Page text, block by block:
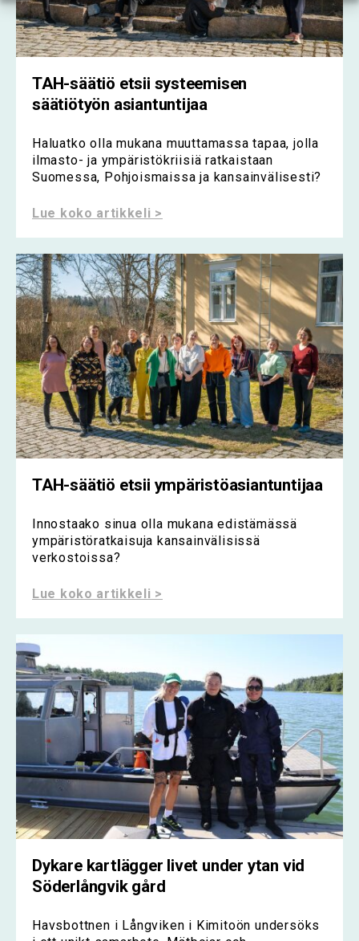
TAH-säätiö etsii systeemisen
säätiötyön asiantuntijaa
Haluatko olla mukana muuttamassa tapaa, jolla
ilmasto- ja ympäristökriisiä ratkaistaan
Suomessa, Pohjoismaissa ja kansainvälisesti?
Lue koko artikkeli >
TAH-säätiö etsii ympäristöasiantuntijaa
Innostaako sinua olla mukana edistämässä
ympäristöratkaisuja kansainvälisissä
verkostoissa?
Lue koko artikkeli >
Dykare kartlägger livet under ytan vid
Söderlångvik gård
Havsbottnen i Långviken i Kimitoön undersöks